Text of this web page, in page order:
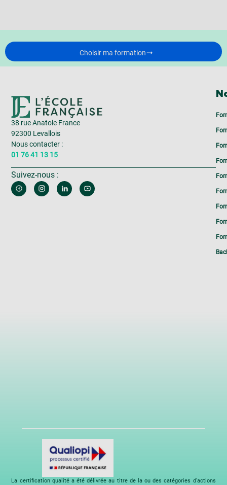
Choisir ma formation
38 rue Anatole France
92300 Levallois
Nous contacter :
01 76 41 13 15
Suivez-nous :
La certification qualité a été délivrée au titre de la ou des catégories d’actions